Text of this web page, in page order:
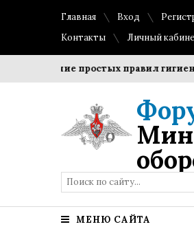
Главная Вход
Контакты
Личный
простых правил гигиены
МЕНЮ САЙТА